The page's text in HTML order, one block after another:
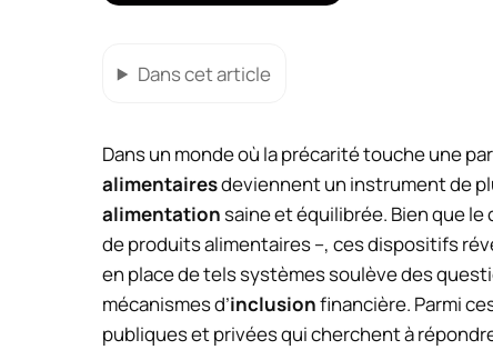
Dans cet article
Dans un monde où la précarité touche une
alimentairesdeviennent un instrument de
alimentationsaine et équilibrée. Bien que
de produits alimentaires –, ces dispositifs
en place de tels systèmes soulève des
mécanismes d’inclusionfinancière. Parmi
publiques et privées qui cherchent à